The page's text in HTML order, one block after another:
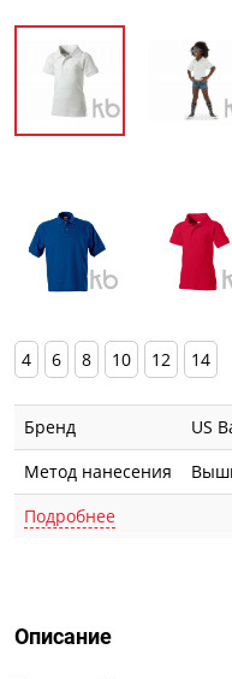
4 6 8 10 12 14
Бренд
US
Метод нанесения
Подробнее
Описание